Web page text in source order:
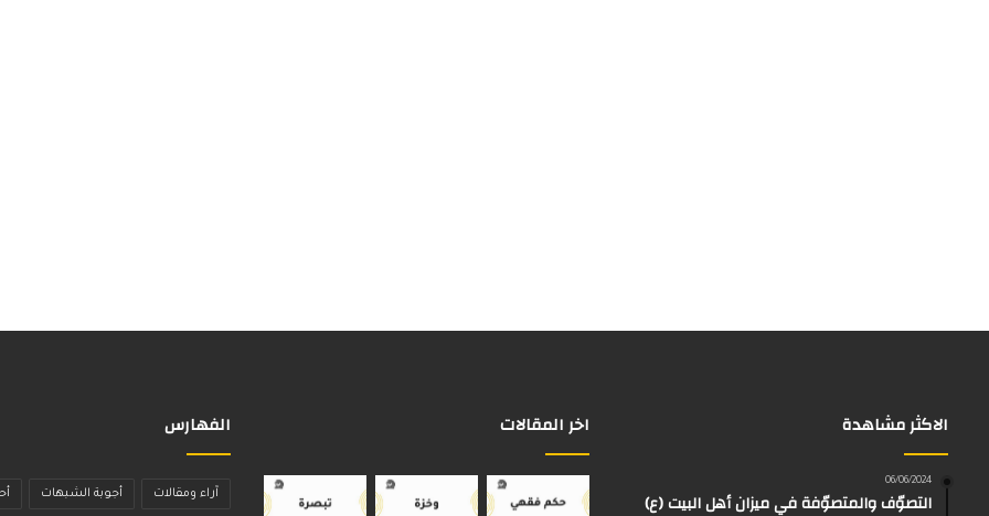
الاكثر مشاهدة
06/06/2024
التصوّف والمتصوّفة في ميزان أهل البيت (ع)
اخر المقالات الفهارس
آراء ومقالات أجوبة الشبهات